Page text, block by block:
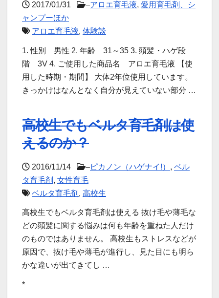
2017/01/31 –アロエ育毛液, 愛用育毛剤、シ
ャンプーほか
アロエ育毛液, 体験談
1. 性別 男性 2. 年齢 31～35 3. 頭髪・ハゲ段
階 3V 4. ご使用した商品名 アロエ育毛液 【使
用した時期・期間】 大体2年位使用しています。
きっかけはなんとなく自分が見えていない部分 …
高校生でもベルタ育毛剤は使
えるのか？
2016/11/14 –ピカノン（ハゲナイ!） , ベル
タ育毛剤 , 女性育毛
ベルタ育毛剤 , 高校生
高校生でもベルタ育毛剤は使える 抜け毛や薄毛な
どの頭髪に関する悩みは何も年齢を重ねた人だけ
のものではありません。 高校生もストレスなどが
原因で、抜け毛や薄毛が進行し、見た目にも明ら
かな違いが出てきてし …
*